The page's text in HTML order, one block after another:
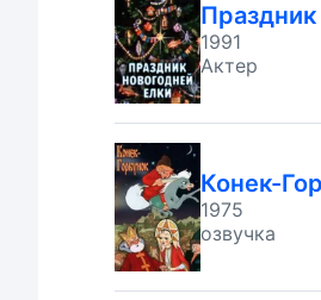
Праздник
1991
Актер
Конек-
1975
озвучка